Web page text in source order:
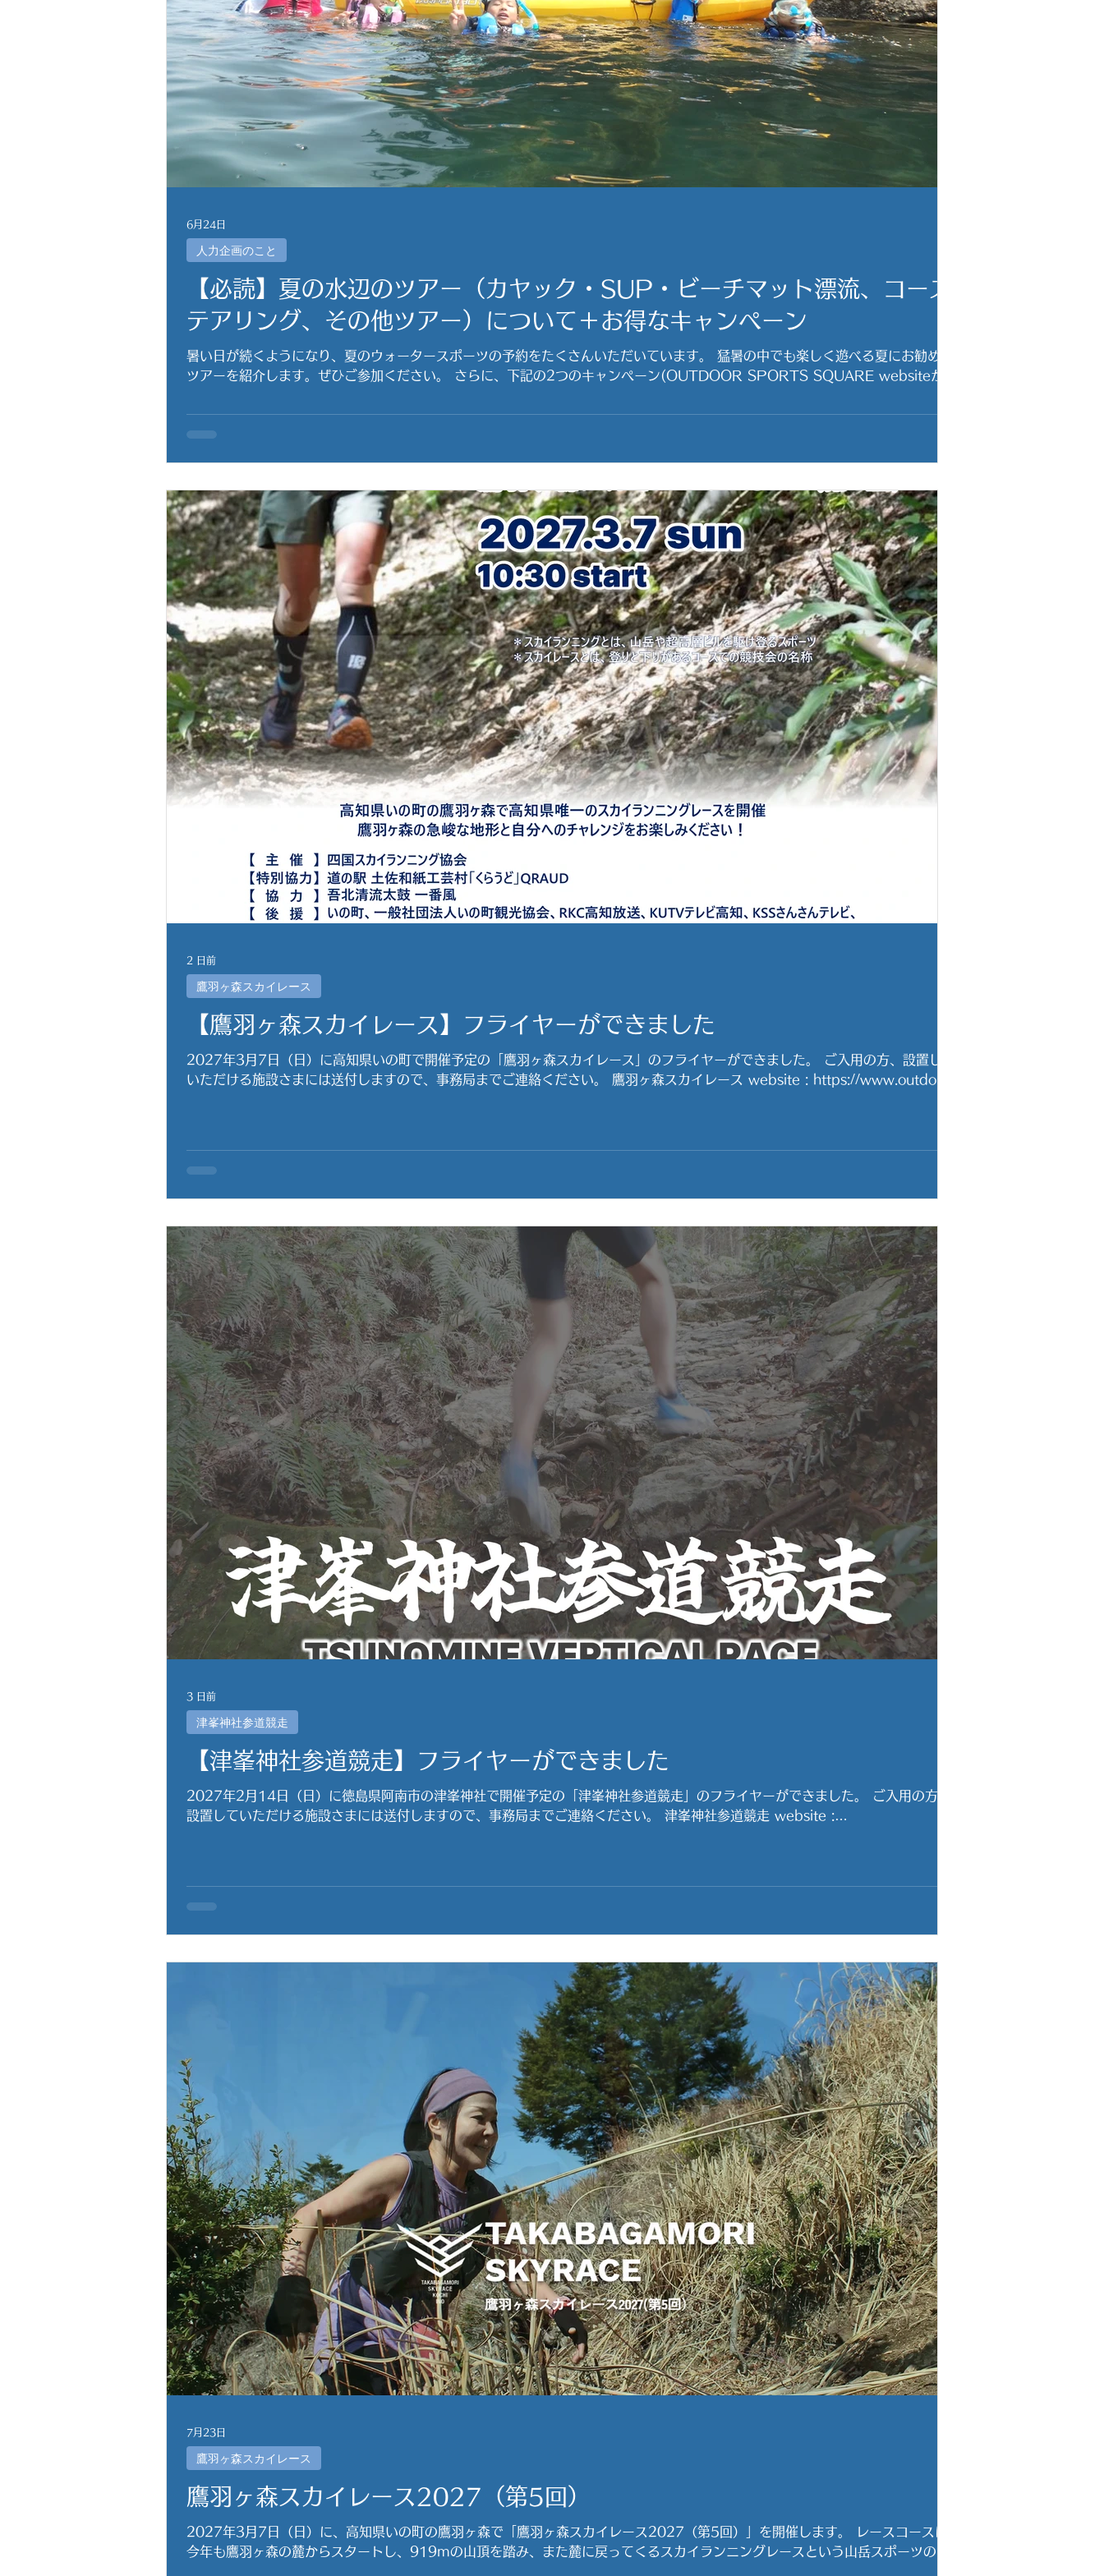
【必読】夏の水辺のツアー（カヤック・SUP・ビーチマット漂流、コース
テアリング、その他ツアー）について＋お得なキャンペーン
暑い日が続くようになり、夏のウォータースポーツの予約をたくさんいただいています。 猛暑の中でも楽しく遊べる夏にお勧めの
ツアーを紹介します。ぜひご参加ください。 さらに、下記の2つのキャンペーン(OUTDOOR SPORTS SQUARE websiteから
サービス 例年、梅雨明けでもまだ、泳ぐには十分なほど海水温が上がらない日があります。 カヤックツアーやSUPツアーにご参
加の方で、スノーケルをしっかり楽しみたい方には、海水温が温かくなり、ご自身の服で快適に楽しめるようになるまで、ウェッ
カヤックツアーを開催しています。 どちらも、9時～、12時～、15時～の1日3回。 15時からのツアーは、そ
人力企画のこと
6月24日
【鷹羽ヶ森スカイレース】フライヤーができました
2027年3月7日（日）に高知県いの町で開催予定の「鷹羽ヶ森スカイレース」のフライヤーができました。 ご入用の方、設置して
いただける施設さまには送付しますので、事務局までご連絡ください。 鷹羽ヶ森スカイレース website : https://www.outdoor-
鷹羽ヶ森スカイレース
2 日前
【津峯神社参道競走】フライヤーができました
2027年2月14日（日）に徳島県阿南市の津峯神社で開催予定の「津峯神社参道競走」のフライヤーができました。 ご入用の方、
設置していただける施設さまには送付しますので、事務局までご連絡ください。 津峯神社参道競走 website :
津峯神社参道競走
3 日前
鷹羽ヶ森スカイレース2027（第5回）
2027年3月7日（日）に、高知県いの町の鷹羽ヶ森で「鷹羽ヶ森スカイレース2027（第5回）」を開催します。 レースコースは
今年も鷹羽ヶ森の麓からスタートし、919mの山頂を踏み、また麓に戻ってくるスカイランニングレースという山岳スポーツの
鷹羽ヶ森スカイレース
7月23日